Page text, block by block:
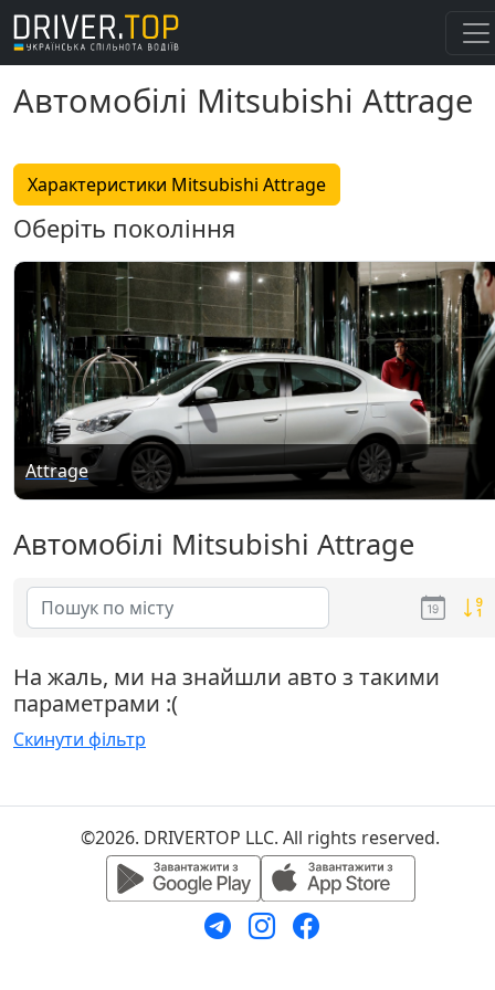
Автомобілі Mitsubishi Attrage
Характеристики Mitsubishi Attrage
Оберіть покоління
Attrage
Автомобілі Mitsubishi Attrage
На жаль, ми на знайшли авто з такими
параметрами :(
Скинути фільтр
©2026. DRIVERTOP LLC. All rights reserved.